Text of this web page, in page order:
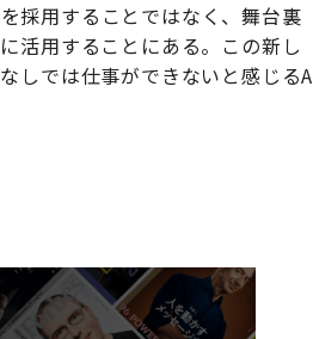
採用することではなく、舞台裏
活用することにある。この新し
しでは仕事ができないと感じるA